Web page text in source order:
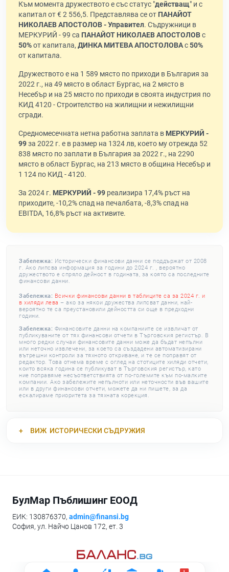
Към момента дружеството е със статус "действащ" и с
капитал от € 2 556,5. Представлява се от ПАНАЙОТ
НИКОЛАЕВ АПОСТОЛОВ - Управител. Съдружници в
МЕРКУРИЙ - 99 са ПАНАЙОТ НИКОЛАЕВ АПОСТОЛОВс
50%от капитала, ДИНКА МИТЕВА АПОСТОЛОВАс50%
от капитала.
Дружеството е на 1 589 място по приходи в България за
2022 г., на 49 място в област Бургас, на 2 място в
Несебър и на 25 място по приходи в своята индустрия по
КИД 4120 - Строителство на жилищни и нежилищни
сгради.
Средномесечната нетна работна заплата в МЕРКУРИЙ -
99за 2022 г. е в размер на 1324 лв, което му отрежда 52
838 място по заплати в България за 2022 г., на 2290
място в област Бургас, на 213 място в община Несебър и
1 124 по КИД - 4120.
За 2024 г. МЕРКУРИЙ - 99 реализира 17,4% ръст на
приходите, -10,2% спад на печалбата, -8,3% спад на
EBITDA, 16,8% ръст на активите.
Забележка: Исторически финансови данни се поддържат от 2008
г. Ако липсва информация за години до 2024 г. , вероятно
дружеството е спряло дейност в годината, за която са последните
финансови данни.
Забележка: Всички финансови данни в таблиците са за 2024 г. и
в хиляди лева – ако за някои дружества липсват данни, най-
вероятно те са преустановили дейността си още в предходни
години.
Забележка: Финансовите данни на компаниите се извличат от
публикуваните от тях финансови отчети в Търговския регистър. В
много редки случаи финансовите данни може да бъдат непълни
или неточно извлечени, за което са създадени автоматизирани
вътрешни контроли за тяхното откриване, и те се поправят от
редактор. Това отнема време с оглед на стотиците хиляди отчети,
които всяка година се публикуват в Търговския регистър, като
ние поправяме несъответствията от по-големите към по-малките
компании. Ако забележите непълноти или неточности във вашите
или в други финансови отчети, можете да ни пишете, за да
ескалираме приоритета за тяхната корекция.
ВИЖ ИСТОРИЧЕСКИ СЪДРУЖИЯ
БулМар Пъблишинг ЕООД
ЕИК: 130876370, admin@finansi.bg
София, ул. Найчо Цанов 172, ет. 3